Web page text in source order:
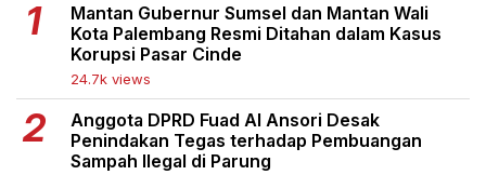
Mantan Gubernur Sumsel dan Mantan Wali
Kota Palembang Resmi Ditahan dalam Kasus
Korupsi Pasar Cinde
24.7k views
Anggota DPRD Fuad Al Ansori Desak
Penindakan Tegas terhadap Pembuangan
Sampah Ilegal di Parung